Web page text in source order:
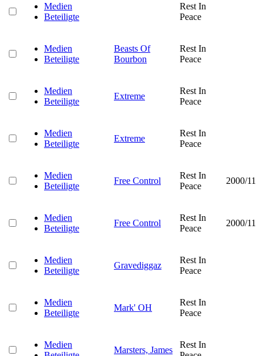
Medien
Beteiligte
Rest In
Peace
Medien
Beteiligte
Beasts Of
Bourbon
Rest In
Peace
Medien
Beteiligte
Extreme
Rest In
Peace
Medien
Beteiligte
Extreme
Rest In
Peace
Medien
Beteiligte
Free Control
Rest In
Peace
2000/11
Medien
Beteiligte
Free Control
Rest In
Peace
2000/11
Medien
Beteiligte
Gravediggaz
Rest In
Peace
Medien
Beteiligte
Mark' OH
Rest In
Peace
Medien
Marsters, James
Rest In